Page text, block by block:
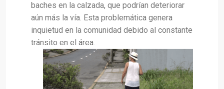
baches en la calzada, que podrían deteriorar
aún más la vía. Esta problemática genera
inquietud en la comunidad debido al constante
tránsito en el área.